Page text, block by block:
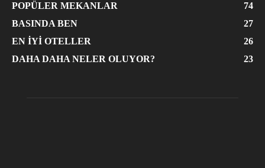
POPÜLER MEKANLAR
74
BASINDA BEN
27
EN İYI OTELLER
26
DAHA DAHA NELER OLUYOR?
23